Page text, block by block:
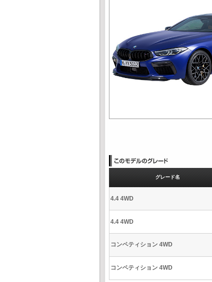
グレード名
4.4 4WD
4.4 4WD
コンペティション 4WD
コンペティション 4WD